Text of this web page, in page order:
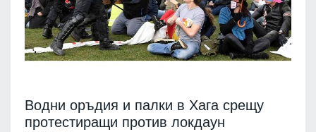
Водни оръдия и палки в Хага срещу
протестиращи против локдаун